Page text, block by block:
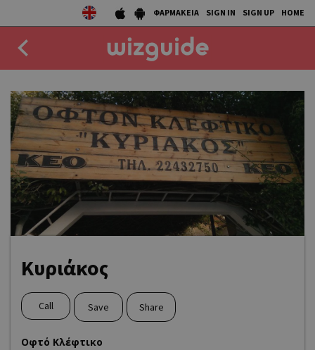
ΦΑΡΜΑΚΕΙΑ SIGN IN SIGN UP HOME
DRINK
50 BEST
AGENDA
COLLECTIONS
Κυριάκος
Call Save Share
Οφτό Κλέφτικο